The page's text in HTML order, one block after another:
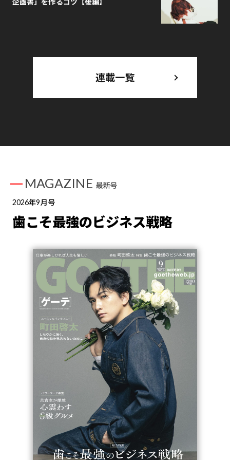
連載一覧
MAGAZINE 最新号
2026年9月号
歯こそ最強のビジネス戦略